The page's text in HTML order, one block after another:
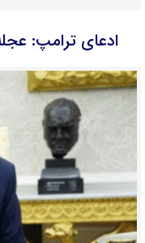
ادعای ترامپ: